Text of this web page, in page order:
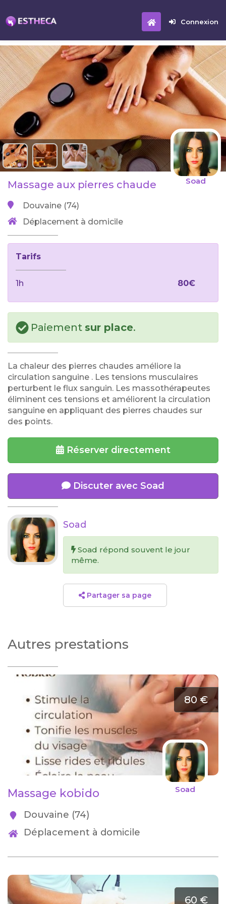
Connexion
Soad
Massage aux pierres chaude
Douvaine (74)
Déplacement à domicile
Tarifs
1h 80€
Paiement sur place.
La chaleur des pierres chaudes améliore la
circulation sanguine . Les tensions musculaires
perturbent le flux sanguin. Les massothérapeutes
éliminent ces tensions et améliorent la circulation
sanguine en appliquant des pierres chaudes sur
des points.
Réserver directement
Discuter avec Soad
Soad
Soad répond souvent le jour
même.
Partager sa page
Autres prestations
80 €
Soad
Massage kobido
Douvaine (74)
Déplacement à domicile
60 €